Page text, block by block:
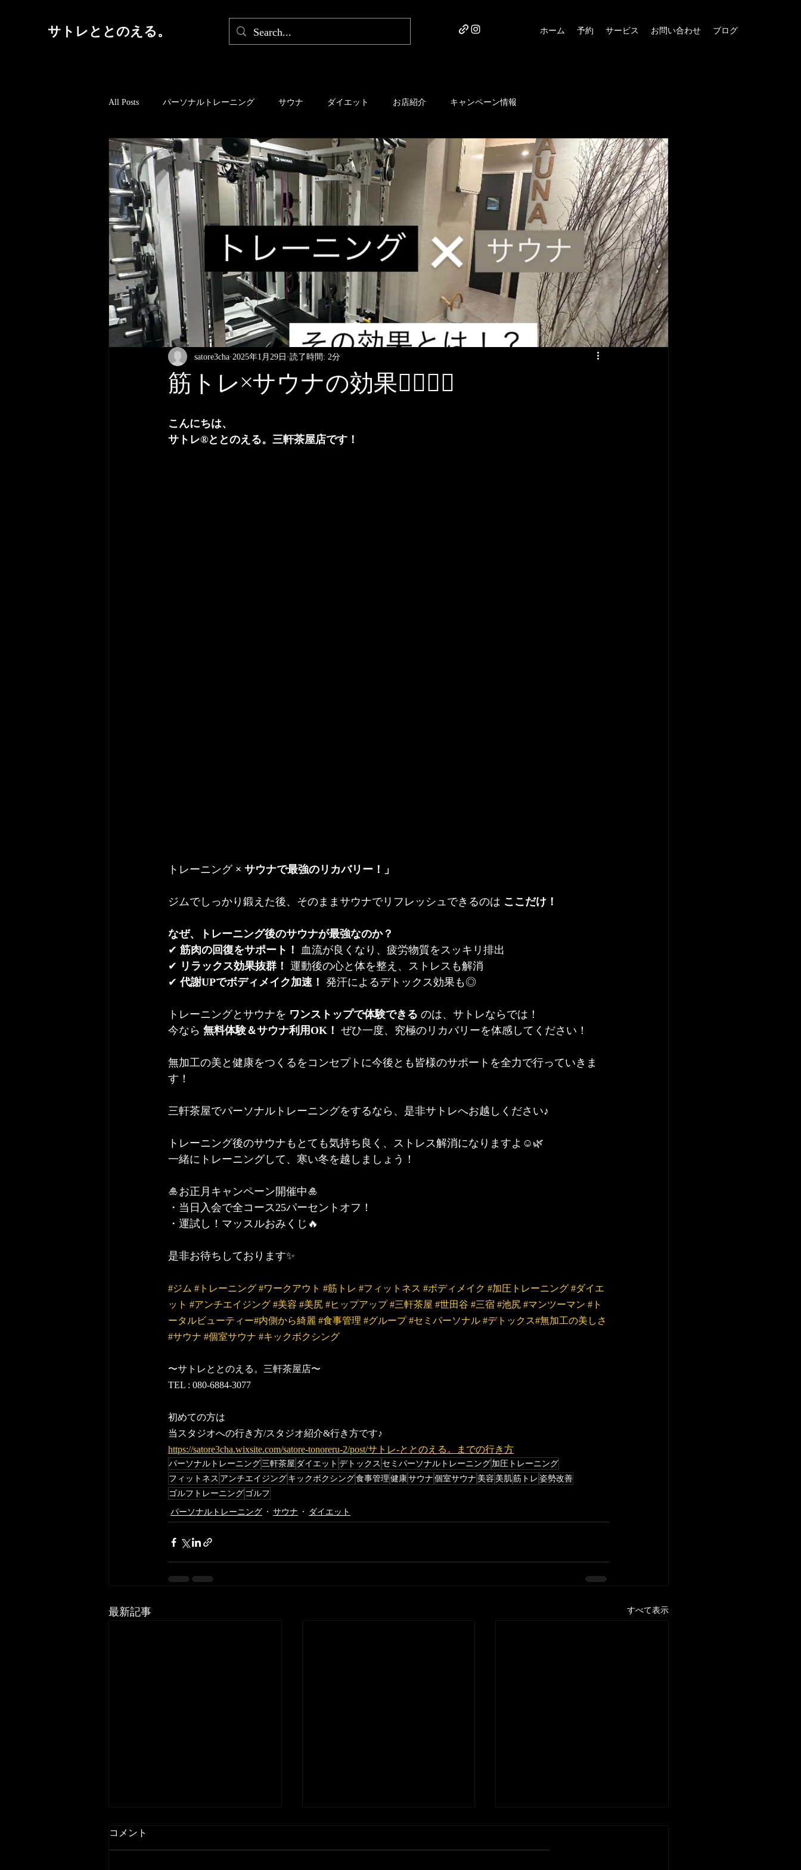
サトレととのえる。 ホーム 予約 サービス お問い合わせ ブログ
All Posts パーソナルトレーニング サウナ ダイエット お店紹介 キャンペーン情報
筋トレ×サウナの効果🧖‍♀️❤️‍🔥
satore3cha 2025年1月29日 読了時間: 2分
こんにちは、
サトレ®︎ととのえる。三軒茶屋店です！
トレーニング × サウナで最強のリカバリー！」
ジムでしっかり鍛えた後、そのままサウナでリフレッシュできるのは ここだけ！
なぜ、トレーニング後のサウナが最強なのか？
✔ 筋肉の回復をサポート！
血流が良くなり、疲労物質をスッキリ排出
✔ リラックス効果抜群！ 運動後の心と体を整え、ストレスも解消
✔ 代謝UPでボディメイク加速！ 発汗によるデトックス効果も◎
トレーニングとサウナを ワンストップで体験できる のは、サトレならでは！
今なら 無料体験＆サウナ利用OK！ ぜひ一度、究極のリカバリーを体感してください！
無加工の美と健康をつくるをコンセプトに今後とも皆様のサポートを全力で行っていきま
す！
三軒茶屋でパーソナルトレーニングをするなら、是非サトレへお越しください♪
トレーニング後のサウナもとても気持ち良く、ストレス解消になりますよ☺️🌿
一緒にトレーニングして、寒い冬を越しましょう！
🎍お正月キャンペーン開催中🎍
・当日入会で全コース25パーセントオフ！
・運試し！マッスルおみくじ🔥
是非お待ちしております✨
#ジム #トレーニング #ワークアウト #筋トレ #フィットネス #ボディメイク #加圧トレーニング #ダイエ
ット #アンチエイジング #美容 #美尻 #ヒップアップ #三軒茶屋 #世田谷 #三宿 #池尻 #マンツーマン #ト
ータルビューティー#内側から綺麗 #食事管理 #グループ #セミパーソナル #デトックス#無加工の美しさ
#サウナ #個室サウナ #キックボクシング
〜サトレととのえる。三軒茶屋店〜
TEL : 080-6884-3077
初めての方は
当スタジオへの行き方/スタジオ紹介&行き方です♪
https://satore3cha.wixsite.com/satore-tonoreru-2/post/サトレ-ととのえる。までの行き方
パーソナルトレーニング三軒茶屋 ダイエット デトックス セミパーソナルトレーニング加圧トレーニング
フィットネス アンチエイジングキックボクシング食事管理健康サウナ個室サウナ 美容 美肌筋トレ姿勢改善
ゴルフトレーニングゴルフ
パーソナルトレーニング サウナ ダイエット
最新記事 すべて表示
コメント